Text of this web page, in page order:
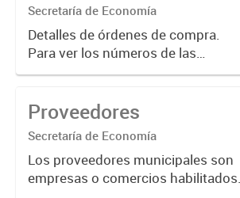
Secretaría de Economía
Detalles de órdenes de compra.
Para ver los números de las
ordenes de compra emitidas por
https://datos.bahia.gob.ar/dataset/
Proveedores
Secretaría de Economía
Los proveedores municipales son
empresas o comercios habilitados